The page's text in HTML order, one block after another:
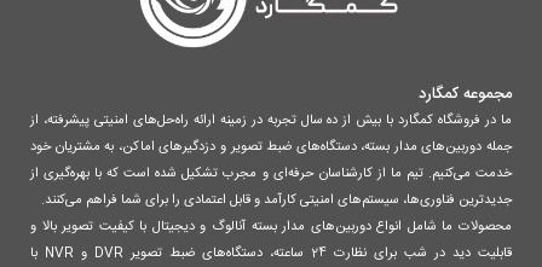
مجموعه کمگارد
ما در فروشگاه کمگارد با بیش از ده سال تجربه در زمینه ارائه راه‌حل‌های امنیتی پیشرفته، از
جمله دوربین‌های مدار بسته، دستگاه‌های ضبط تصویر و دزدگیرهای اماکن، به مشتریان خود
خدمت می‌کنیم. تیم ما از کارشناسان حرفه‌ای و مجرب تشکیل شده است که با بهره‌گیری از
جدیدترین فناوری‌ها، سیستم‌های امنیتی کارآمد و قابل اعتمادی را برای شما فراهم می‌کنند.
محصولات ما شامل انواع دوربین‌های مدار بسته آنالوگ و دیجیتال با کیفیت تصویر بالا و
قابلیت دید در شب برای نظارت 24 ساعته، دستگاه‌های ضبط تصویر DVR و NVR با